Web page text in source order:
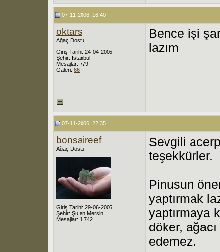
07-11-2006, 16:40
oktars
Ağaç Dostu
Giriş Tarihi: 24-04-2005
Şehir: İstanbul
Mesajlar: 779
Galeri: 66
Bence işi
lazım
07-11-2006, 22:35
bonsaireef
Ağaç Dostu
Giriş Tarihi: 29-06-2005
Şehir: Şu an Mersin
Mesajlar: 1,742
Sevgili
teşekkürler.
Pinusun
yaptırmak
yaptırmaya
döker,
edemez.